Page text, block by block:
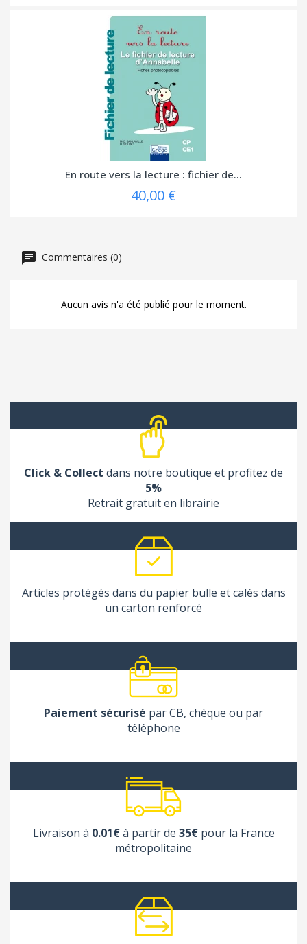
(1
En route vers la lecture : fichier de...
40,00 €
Commentaires (0)
Aucun avis n'a été publié pour le moment.
Click & Collect dans notre boutique et profitez de
5%
Retrait gratuit en librairie
Articles protégés dans du papier bulle et calés dans
un carton renforcé
Paiement sécurisé par CB, chèque ou par
téléphone
Livraison à 0.01€à partir de 35€pour la France
métropolitaine